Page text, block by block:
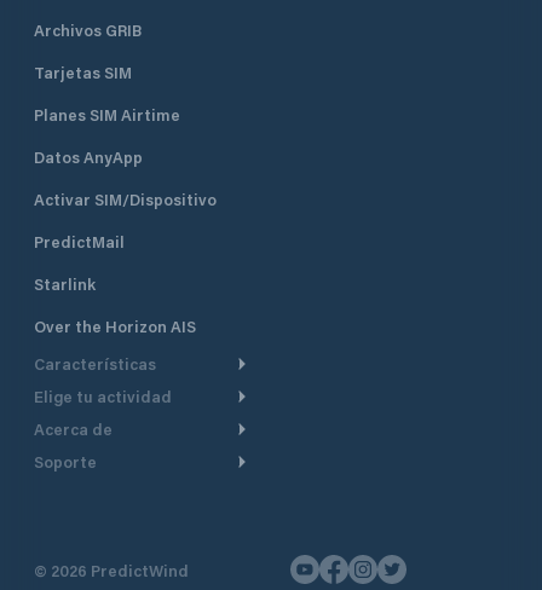
Archivos GRIB
Tarjetas SIM
Planes SIM Airtime
Datos AnyApp
Activar SIM/Dispositivo
PredictMail
Starlink
Over the Horizon AIS
Características
Ruta Meteorológica
Seguimiento GPS
Elige tu actividad
Crucero
Navegación a motor
Acerca de
De un vistazo
Soporte
Contáctenos
© 2026 PredictWind